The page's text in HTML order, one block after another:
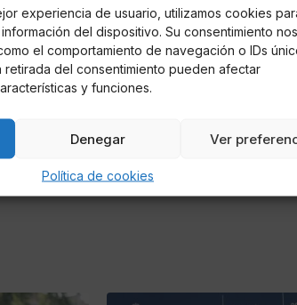
experiencia de usuario, utilizamos cookies
del dispositivo. Su consentimiento nos
el comportamiento de navegación o IDs
retirada del consentimiento pueden afectar
y funciones.
Denegar Ver
Política de cookies